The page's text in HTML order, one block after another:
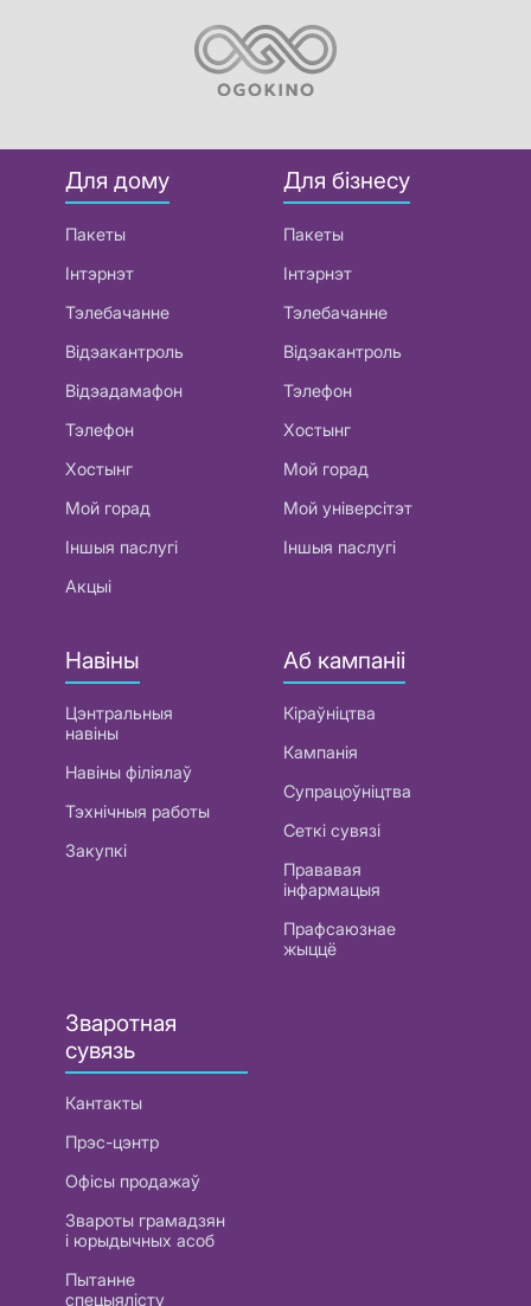
Для дому
Пакеты
Інтэрнэт
Тэлебачанне
Відэакантроль
Відэадамафон
Тэлефон
Хостынг
Мой горад
Іншыя паслугі
Акцыі
Для бізнесу
Пакеты
Інтэрнэт
Тэлебачанне
Відэакантроль
Тэлефон
Хостынг
Мой горад
Мой універсітэт
Іншыя паслугі
Навіны
Цэнтральныя
навіны
Навіны філіялаў
Тэхнічныя работы
Закупкі
Аб кампаніі
Кіраўніцтва
Кампанія
Супрацоўніцтва
Сеткі сувязі
Прававая
інфармацыя
Прафсаюзнае
жыццё
Зваротная
сувязь
Кантакты
Прэс-цэнтр
Офісы продажаў
Звароты грамадзян
і юрыдычных асоб
Пытанне
спецыялісту